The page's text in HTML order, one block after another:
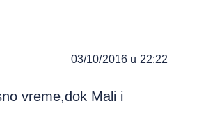
03/10/2016 u 22:22
vreme,dok Mali i